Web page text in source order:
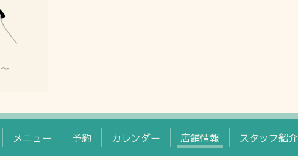
メニュー 予約 カレンダー 店舗情報 スタッフ紹介